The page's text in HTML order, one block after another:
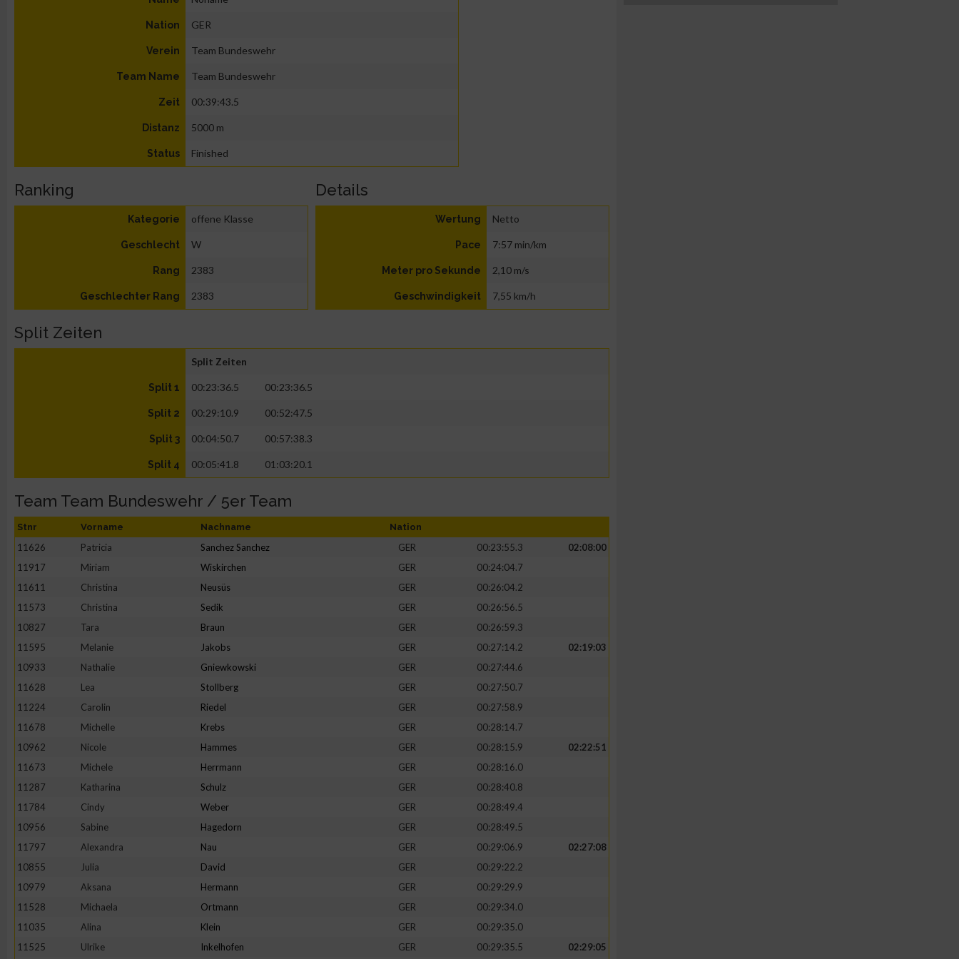
Nation GER
Verein Team Bundeswehr
Team Name Team Bundeswehr
Zeit 00:39:43.5
Distanz 5000 m
Status Finished
Ranking
Kategorie offene Klasse
Geschlecht W
Rang 2383
Geschlechter Rang 2383
Details
Wertung Netto
Pace 7:57 min/km
Meter pro Sekunde 2,10 m/s
Geschwindigkeit 7,55 km/h
Split Zeiten
Split Zeiten
Split 1 00:23:36.5 00:23:36.5
Split 2 00:29:10.9 00:52:47.5
Split 3 00:04:50.7 00:57:38.3
Split 4 00:05:41.8 01:03:20.1
Team Team Bundeswehr / 5er Team
Stnr Vorname Nachname Nation
11626 Patricia Sanchez Sanchez GER 00:23:55.3
02:08:00
11917
Miriam Wiskirchen GER
00:24:04.7
11611
Christina Neusüs GER
00:26:04.2
11573
Christina Sedik GER
00:26:56.5
10827
Tara Braun GER
00:26:59.3
11595
Melanie Jakobs GER 00:27:14.2
02:19:03
10933
Nathalie Gniewkowski GER
00:27:44.6
11628
Lea Stollberg GER
00:27:50.7
11224
Carolin Riedel GER
00:27:58.9
11678
Michelle Krebs GER
00:28:14.7
10962
Nicole Hammes GER 00:28:15.9
02:22:51
11673
Michele Herrmann GER
00:28:16.0
11287
Katharina Schulz GER
00:28:40.8
11784
Cindy Weber GER
00:28:49.4
10956
Sabine Hagedorn GER
00:28:49.5
11797
Alexandra Nau GER 00:29:06.9
02:27:08
10855
Julia David GER
00:29:22.2
10979
Aksana Hermann GER
00:29:29.9
11528
Michaela Ortmann GER
00:29:34.0
11035
Alina Klein GER
00:29:35.0
11525
Ulrike Inkelhofen GER 00:29:35.5
02:29:05